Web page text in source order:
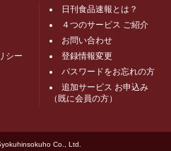
シー
日刊食品速報とは？
４つのサービス ご紹介
お問い合わせ
登録情報変更
パスワードをお忘れの方
追加サービス お申込み
（既に会員の方）
Co., Ltd.